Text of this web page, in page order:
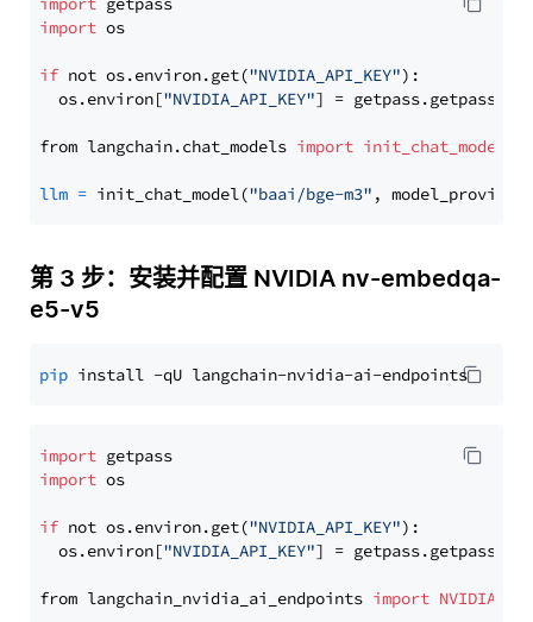
import os
if not os.environ.get("NVIDIA_API_KEY"):
  os.environ[
"NVIDIA_API_KEY"] = getpass.getpass(
from langchain.chat_models import init_chat_model
llm = init_chat_model("baai/bge-m3" , model_provider=
第 3 步：安装并配置 NVIDIA nv-embedqa-
e5-v5
pip
import
import os
if not os.environ.get("NVIDIA_API_KEY"):
  os.environ[
"NVIDIA_API_KEY"] = getpass.getpass(
from langchain_nvidia_ai_endpoints import